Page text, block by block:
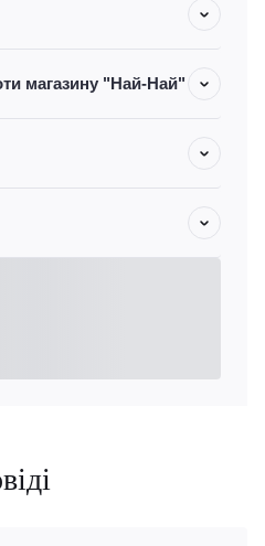
магазину "Най-Най"